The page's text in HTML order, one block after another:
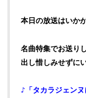
本日の放送はいか
名曲特集でお送り
出し惜しみせずに
♪「タカラジェン